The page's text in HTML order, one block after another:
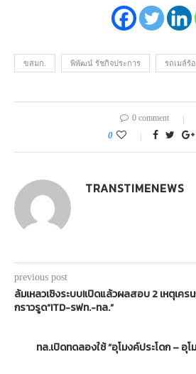
ขสมก. พิพัฒน์ รัชกิจประการ รถเมล์ร้
0 comment
0
TRANSTIMENEWS
previous post
ล้มเหลวเชิงระบบ!เปิดแล้วผลสอบ 2 เหตุเค
กราวรูด“ITD-รฟท.-ทล.”
ทล.เปิดทดลองใช้ “อุโมงค์ประโดก – อุโ